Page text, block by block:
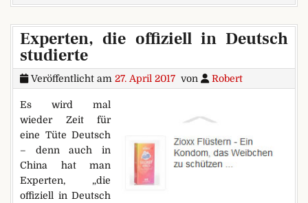
Experten, die offiziell in Deutsch
studierte
Veröffentlicht am 27. April 2017 von Robert
Es wird mal
wieder Zeit für
eine Tüte Deutsch
– denn auch in
China hat man
Experten, „die
offiziell in Deutsch